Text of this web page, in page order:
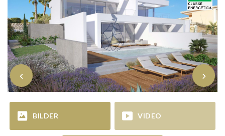
BILDER VIDEO